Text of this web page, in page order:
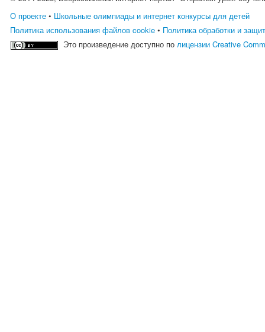
О проекте • Школьные олимпиады и интернет конкурсы для детей
Политика использования файлов cookie • Политика обработки и
Это произведение доступно полицензии Creative